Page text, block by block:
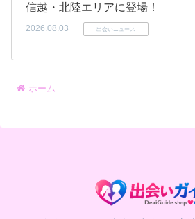
信越・北陸エリアに登場！
2026.08.03 出会いニュース
ホーム